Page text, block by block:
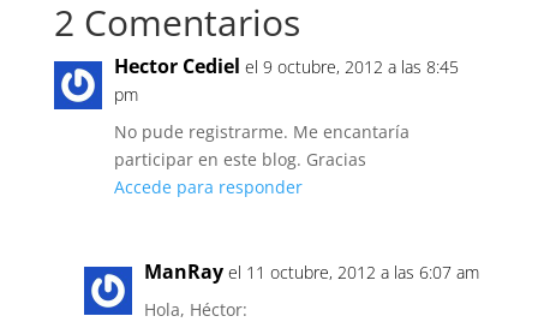
2 Comentarios
Hector Cediel el 9 octubre, 2012 a las 8:45
pm
No pude registrarme. Me encantaría
participar en este blog. Gracias
Accede para responder
ManRay el 11 octubre, 2012 a las 6:07 am
Hola, Héctor: